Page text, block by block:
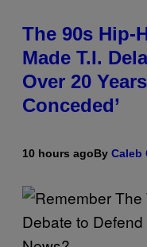
The 90s Hip-
Made T.I.
Over 20
Conceded’
10 hours agoBy Caleb